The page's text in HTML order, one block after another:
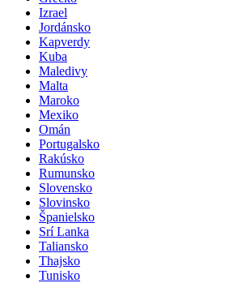
Izrael
Jordánsko
Kapverdy
Kuba
Maledivy
Malta
Maroko
Mexiko
Omán
Portugalsko
Rakúsko
Rumunsko
Slovensko
Slovinsko
Španielsko
Srí Lanka
Taliansko
Thajsko
Tunisko